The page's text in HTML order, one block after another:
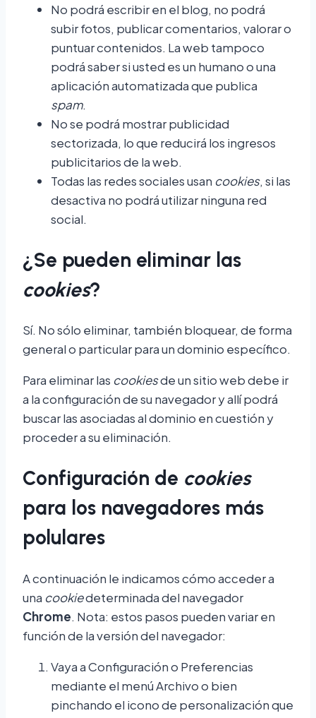
No podrá escribir en el blog, no podrá
subir fotos, publicar comentarios, valorar o
puntuar contenidos. La web tampoco
podrá saber si usted es un humano o una
aplicación automatizada que publica
spam.
No se podrá mostrar publicidad
sectorizada, lo que reducirá los ingresos
publicitarios de la web.
Todas las redes sociales usan cookies, si las
desactiva no podrá utilizar ninguna red
social.
¿Se pueden eliminar las
cookies?
Sí. No sólo eliminar, también bloquear, de forma
general o particular para un dominio específico.
Para eliminar las cookiesde un sitio web debe ir
a la configuración de su navegador y allí podrá
buscar las asociadas al dominio en cuestión y
proceder a su eliminación.
Configuración de cookies
para los navegadores más
polulares
A continuación le indicamos cómo acceder a
una cookiedeterminada del navegador
Chrome. Nota: estos pasos pueden variar en
función de la versión del navegador:
Vaya a Configuración o Preferencias
mediante el menú Archivo o bien
pinchando el icono de personalización que